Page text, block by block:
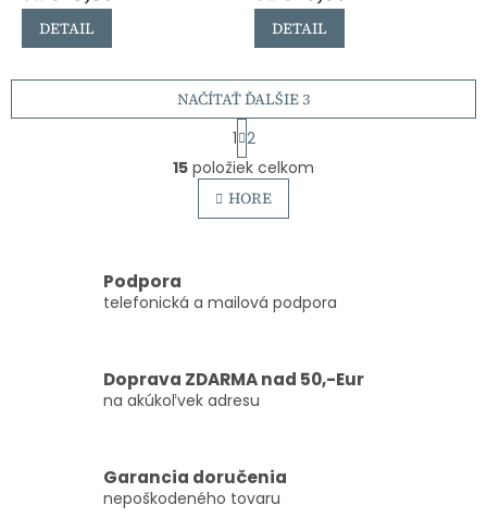
DETAIL DETAIL
O
v
l
á
i
v
k
ý
p
i
NAČÍTAŤ ĎALŠIE 3
S
t
r
á
n
k
i
1 2
15 položiek celkom
HORE
Podpora
telefonická a mailová podpora
Doprava ZDARMA nad 50,-Eur
na akúkoľvek adresu
Garancia doručenia
nepoškodeného tovaru